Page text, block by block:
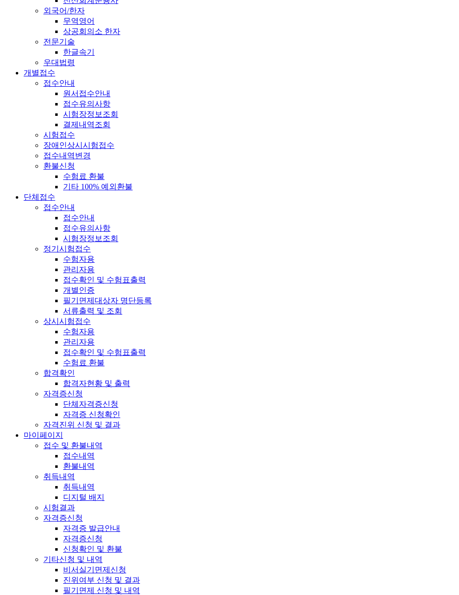
외국어/한자
무역영어
상공회의소 한자
전문기술
한글속기
우대법령
개별접수
접수안내
원서접수안내
접수유의사항
시험장정보조회
결제내역조회
시험접수
장애인상시시험접수
접수내역변경
환불신청
수험료 환불
기타 100% 예외환불
단체접수
접수안내
접수안내
접수유의사항
시험장정보조회
정기시험접수
수험자용
관리자용
접수확인 및 수험표출력
개별인증
필기면제대상자 명단등록
서류출력 및 조회
상시시험접수
수험자용
관리자용
접수확인 및 수험표출력
수험료 환불
합격확인
합격자현황 및 출력
자격증신청
단체자격증신청
자격증 신청확인
자격진위 신청 및 결과
마이페이지
접수 및 환불내역
접수내역
환불내역
취득내역
취득내역
디지털 배지
시험결과
자격증신청
자격증 발급안내
자격증신청
신청확인 및 환불
기타신청 및 내역
비서실기면제신청
진위여부 신청 및 결과
필기면제 신청 및 내역